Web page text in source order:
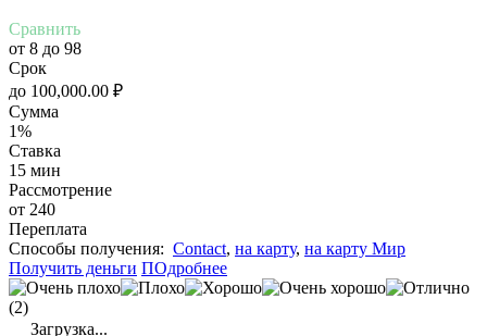
Сравнить
от 8 до 98
Срок
до 100,000.00 ₽
Сумма
1%
Ставка
15 мин
Рассмотрение
от 240
Переплата
Cпособы получения: Contact, на карту, на карту Мир
Получить деньги ПОдробнее
(2)
Загрузка...